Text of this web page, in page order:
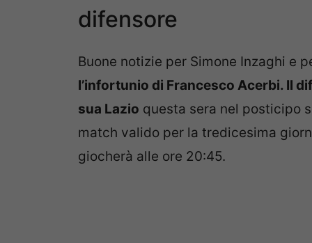
difensore
Buone notizie per Simone Inzaghi e
l’infortunio di Francesco Acerbi. Il
sua Lazio questa sera nel posticipo
match valido per la tredicesima
giocherà alle ore 20:45.